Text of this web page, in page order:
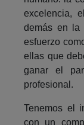
excelencia,
demás en la
esfuerzo
ellas que
ganar el
profesional.
Tenemos el
con un